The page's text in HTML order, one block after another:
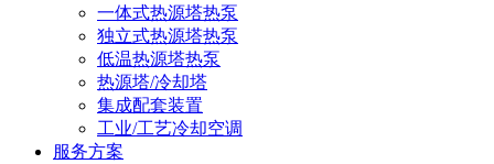
一体式热源塔热泵
独立式热源塔热泵
低温热源塔热泵
热源塔/冷却塔
集成配套装置
工业/工艺冷却空调
服务方案